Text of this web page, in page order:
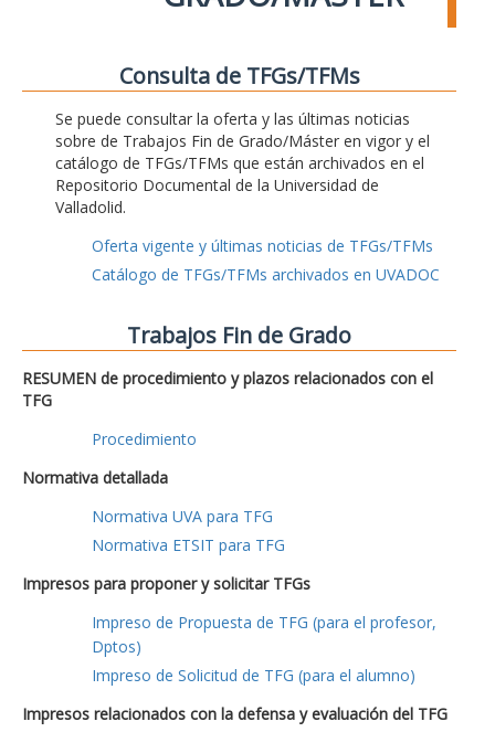
Consulta de TFGs/TFMs
Se puede consultar la oferta y las últimas noticias
sobre de Trabajos Fin de Grado/Máster en vigor y el
catálogo de TFGs/TFMs que están archivados en el
Repositorio Documental de la Universidad de
Valladolid.
Oferta vigente y últimas noticias de TFGs/TFMs
Catálogo de TFGs/TFMs archivados en UVADOC
Trabajos Fin de Grado
RESUMEN de procedimiento y plazos relacionados con el
TFG
Procedimiento
Normativa detallada
Normativa UVA para TFG
Normativa ETSIT para TFG
Impresos para proponer y solicitar TFGs
Impreso de Propuesta de TFG (para el profesor,
Dptos)
Impreso de Solicitud de TFG (para el alumno)
Impresos relacionados con la defensa y evaluación del TFG